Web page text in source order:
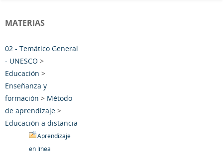
MATERIAS
02 - Temático General
- UNESCO >
Educación >
Enseñanza y
formación > Método
de aprendizaje >
Educación a distancia
Aprendizaje
en línea